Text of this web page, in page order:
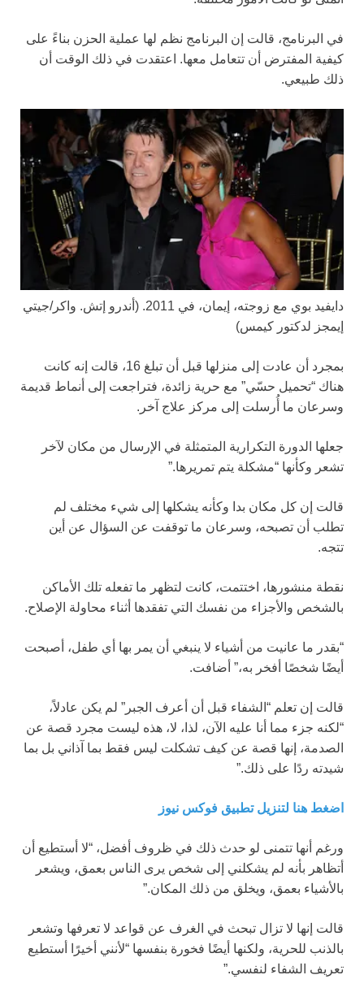
في البرنامج، قالت إن البرنامج نظم لها عملية الحزن بناءً على
كيفية المفترض أن تتعامل معها. اعتقدت في ذلك الوقت أن
ذلك طبيعي.
دايفيد بوي مع زوجته، إيمان، في 2011.
(أندرو إتش. واكر/جيتي
إيمجز لدكتور كيمس)
بمجرد أن عادت إلى منزلها قبل أن تبلغ 16، قالت إنه كانت
هناك “تحميل حسّي” مع حرية زائدة، فتراجعت إلى أنماط قديمة
وسرعان ما أُرسلت إلى مركز علاج آخر.
جعلها الدورة التكرارية المتمثلة في الإرسال من مكان لآخر
تشعر وكأنها “مشكلة يتم تمريرها.”
قالت إن كل مكان بدا وكأنه يشكلها إلى شيء مختلف لم
تطلب أن تصبحه، وسرعان ما توقفت عن السؤال عن أين
تتجه.
نقطة منشورها، اختتمت، كانت لتظهر ما تفعله تلك الأماكن
بالشخص والأجزاء من نفسك التي تفقدها أثناء محاولة الإصلاح.
“بقدر ما عانيت من أشياء لا ينبغي أن يمر بها أي طفل، أصبحت
أيضًا شخصًا أفخر به،” أضافت.
قالت إن تعلم “الشفاء قبل أن أعرف الجبر” لم يكن عادلاً،
“لكنه جزء مما أنا عليه الآن، لذا، لا، هذه ليست مجرد قصة عن
الصدمة، إنها قصة عن كيف تشكلت ليس فقط بما آذاني بل بما
شيدته ردًا على ذلك.”
اضغط هنا لتنزيل تطبيق فوكس نيوز
ورغم أنها تتمنى لو حدث ذلك في ظروف أفضل، “لا أستطيع أن
أتظاهر بأنه لم يشكلني إلى شخص يرى الناس بعمق، ويشعر
بالأشياء بعمق، ويخلق من ذلك المكان.”
قالت إنها لا تزال تبحث في الغرف عن قواعد لا تعرفها وتشعر
بالذنب للحرية، ولكنها أيضًا فخورة بنفسها “لأنني أخيرًا أستطيع
تعريف الشفاء لنفسي.”